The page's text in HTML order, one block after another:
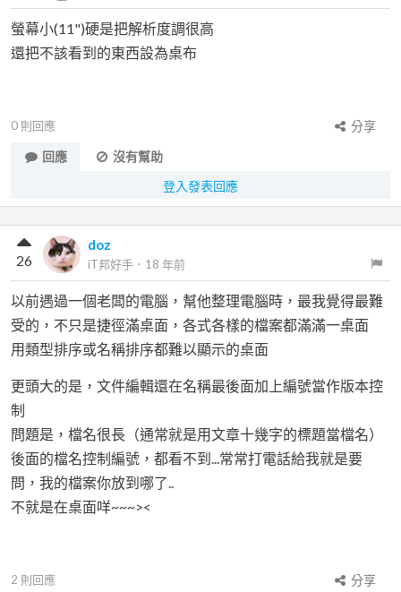
螢幕小(11")硬是把解析度調很高
還把不該看到的東西設為桌布
0 則回應
分享
回應
沒有幫助
登入發表回應
doz
iT邦好手 ． 18 年前
26
以前遇過一個老闆的電腦，幫他整理電腦時，最我覺得最難
受的，不只是捷徑滿桌面，各式各樣的檔案都滿滿一桌面
用類型排序或名稱排序都難以顯示的桌面
更頭大的是，文件編輯還在名稱最後面加上編號當作版本控
制
問題是，檔名很長（通常就是用文章十幾字的標題當檔名）
後面的檔名控制編號，都看不到...常常打電話給我就是要
問，我的檔案你放到哪了..
不就是在桌面咩~~~><
2 則回應
分享